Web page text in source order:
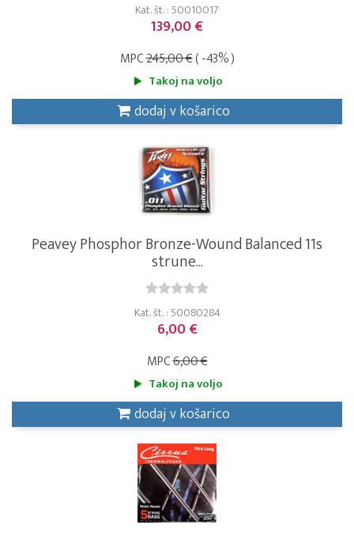
Kat. št. : 50010017
139,00 €
MPC245,00 €( -43% )
Takoj na voljo
dodaj v košarico
Peavey Phosphor Bronze-Wound Balanced 11s
strune...
Kat. št. : 50080284
6,00 €
MPC6,00 €
Takoj na voljo
dodaj v košarico